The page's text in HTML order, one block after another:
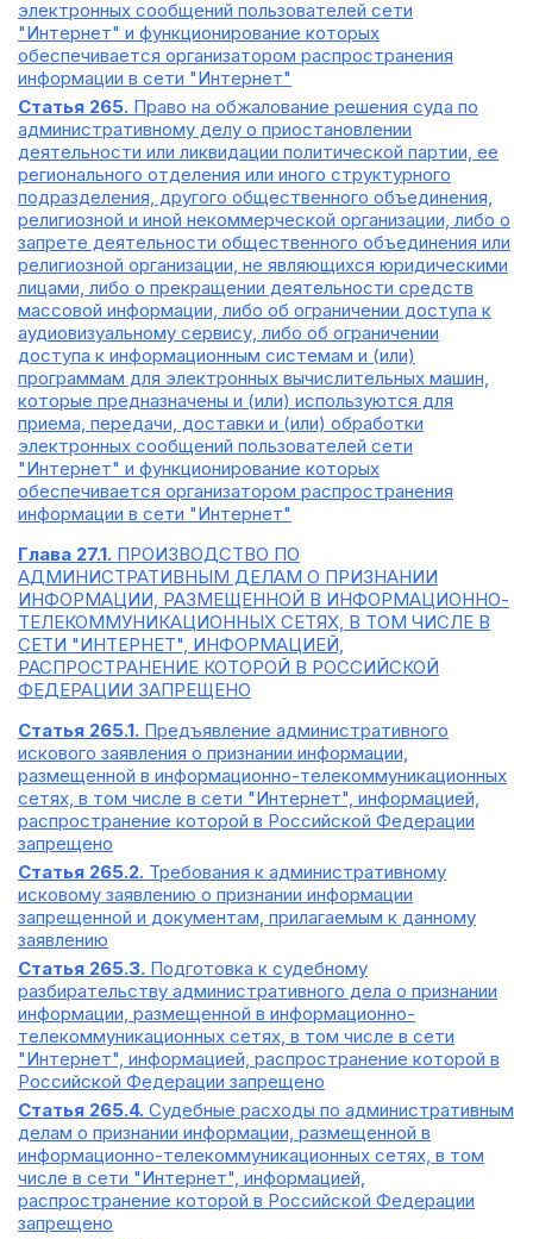
электронных сообщений пользователей сети
"Интернет" и функционирование которых
обеспечивается организатором распространения
информации в сети "Интернет"
Статья 265. Право на обжалование решения суда по
административному делу о приостановлении
деятельности или ликвидации политической партии, ее
регионального отделения или иного структурного
подразделения, другого общественного объединения,
религиозной и иной некоммерческой организации, либо о
запрете деятельности общественного объединения или
религиозной организации, не являющихся юридическими
лицами, либо о прекращении деятельности средств
массовой информации, либо об ограничении доступа к
аудиовизуальному сервису, либо об ограничении
доступа к информационным системам и (или)
программам для электронных вычислительных машин,
которые предназначены и (или) используются для
приема, передачи, доставки и (или) обработки
электронных сообщений пользователей сети
"Интернет" и функционирование которых
обеспечивается организатором распространения
информации в сети "Интернет"
Глава 27.1. ПРОИЗВОДСТВО ПО
АДМИНИСТРАТИВНЫМ ДЕЛАМ О ПРИЗНАНИИ
ИНФОРМАЦИИ, РАЗМЕЩЕННОЙ В ИНФОРМАЦИОННО-
ТЕЛЕКОММУНИКАЦИОННЫХ СЕТЯХ, В ТОМ ЧИСЛЕ В
СЕТИ "ИНТЕРНЕТ", ИНФОРМАЦИЕЙ,
РАСПРОСТРАНЕНИЕ КОТОРОЙ В РОССИЙСКОЙ
ФЕДЕРАЦИИ ЗАПРЕЩЕНО
Статья 265.1. Предъявление административного
искового заявления о признании информации,
размещенной в информационно-телекоммуникационных
сетях, в том числе в сети "Интернет", информацией,
распространение которой в Российской Федерации
запрещено
Статья 265.2. Требования к административному
исковому заявлению о признании информации
запрещенной и документам, прилагаемым к данному
заявлению
Статья 265.3. Подготовка к судебному
разбирательству административного дела о признании
информации, размещенной в информационно-
телекоммуникационных сетях, в том числе в сети
"Интернет", информацией, распространение которой в
Российской Федерации запрещено
Статья 265.4. Судебные расходы по административным
делам о признании информации, размещенной в
информационно-телекоммуникационных сетях, в том
числе в сети "Интернет", информацией,
распространение которой в Российской Федерации
запрещено